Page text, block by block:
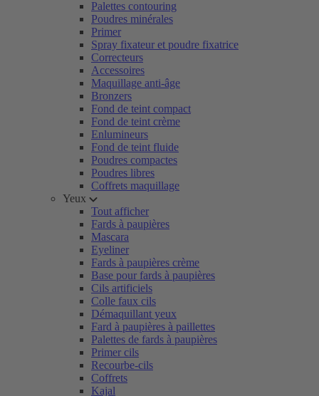
Palettes contouring
Poudres minérales
Primer
Spray fixateur et poudre fixatrice
Correcteurs
Accessoires
Maquillage anti-âge
Bronzers
Fond de teint compact
Fond de teint crème
Enlumineurs
Fond de teint fluide
Poudres compactes
Poudres libres
Coffrets maquillage
Yeux
Tout afficher
Fards à paupières
Mascara
Eyeliner
Fards à paupières crème
Base pour fards à paupières
Cils artificiels
Colle faux cils
Démaquillant yeux
Fard à paupières à paillettes
Palettes de fards à paupières
Primer cils
Recourbe-cils
Coffrets
Kajal